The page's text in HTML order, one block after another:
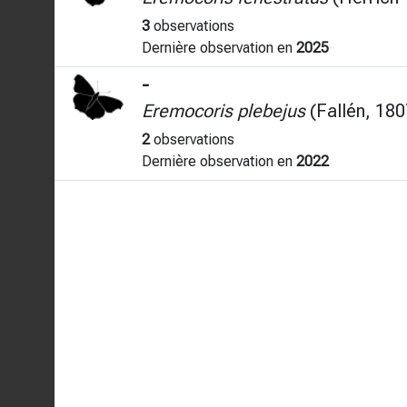
3 observations
Dernière observation en 2025
-
Eremocoris plebejus(Fallén,
2observations
Dernière observation en 2022